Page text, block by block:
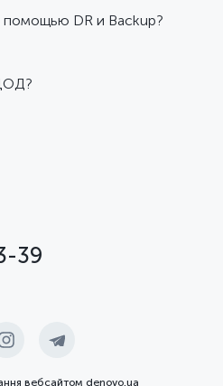
помощью DR и Backup?
39
вебсайтом denovo.ua